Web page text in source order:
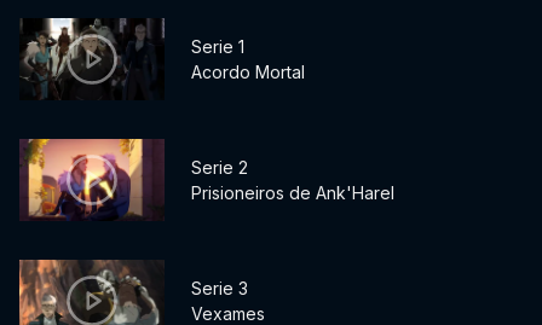
Serie 1
Acordo Mortal
Serie 2
Prisioneiros de Ank'Harel
Serie 3
Vexames